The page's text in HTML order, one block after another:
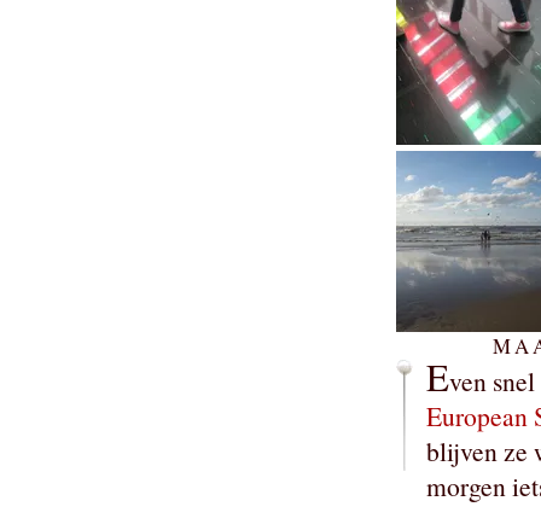
Even
European
blijven ze
morgen